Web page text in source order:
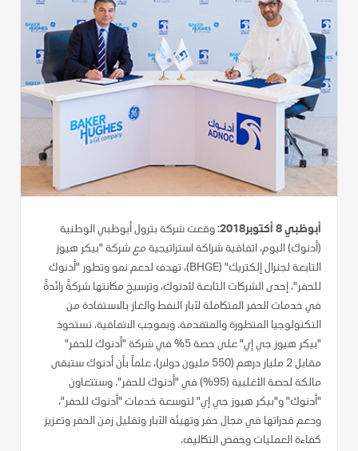
أبوظبي 8 أكتوبر2018
: وقعت شركة بترول أبوظبي الوطنية
(أدنوك) اليوم، اتفاقية شراكة استراتيجية مع شركة "بيكر هيوز
التابعة لجنرال إلكتريك" (BHGE)، تهدف لدعم نمو وتطور "أدنوك
للحفر"، إحدى الشركات التابعة لأدنوك، وترسيخ مكانتها شركةً رائدةً
في خدمات الحفر المتكاملة لآبار النفط والغاز بالاستفادة من
التكنولوجيا المتطورة والمتقدمة. وبموجب الاتفاقية، تستحوذ
"بيكر هيوز جي إي" على حصة 5% في شركة "أدنوك للحفر"
مقابل 2 مليار درهم (550 مليون دولار)، علماً بأن أدنوك ستبقى
مالكة لحصة الأغلبية (95%) في "أدنوك للحفر". وستتعاون
"أدنوك" و"بيكر هيوز جي إي" لتوسعة خدمات "أدنوك للحفر"،
ودعم قدراتها في مجال حفر وتهيئة الآبار وتقليل زمن الحفر وتعزيز
كفاءة العمليات وخفض التكاليف.